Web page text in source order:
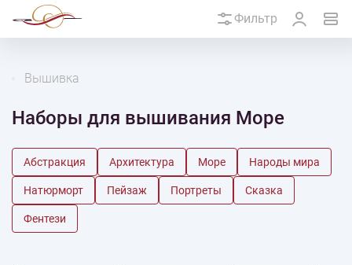
Фильтр
Вышивка
Наборы для вышивания Море
Абстракция Архитектура Море Народы мира
Натюрморт Пейзаж Портреты Сказка
Фентези